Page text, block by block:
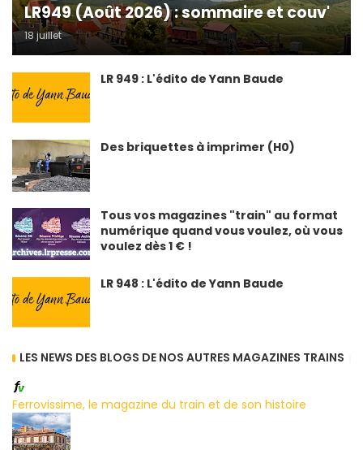
LR949 (Août 2026) : sommaire et couv'
18 juillet
LR 949 : L'édito de Yann Baude
Des briquettes à imprimer (H0)
Tous vos magazines "train" au format
numérique quand vous voulez, où vous
voulez dès 1 € !
LR 948 : L'édito de Yann Baude
LES NEWS DES BLOGS DE NOS AUTRES MAGAZINES TRAINS
Ferrovissime, le magazine du train et de son histoire